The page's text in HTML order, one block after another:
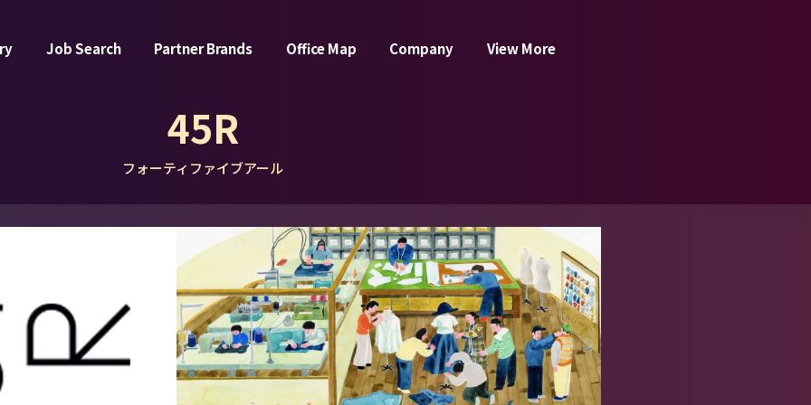
Job Search Partner Brands Office Map Company View More
45R
フォーティファイブアール